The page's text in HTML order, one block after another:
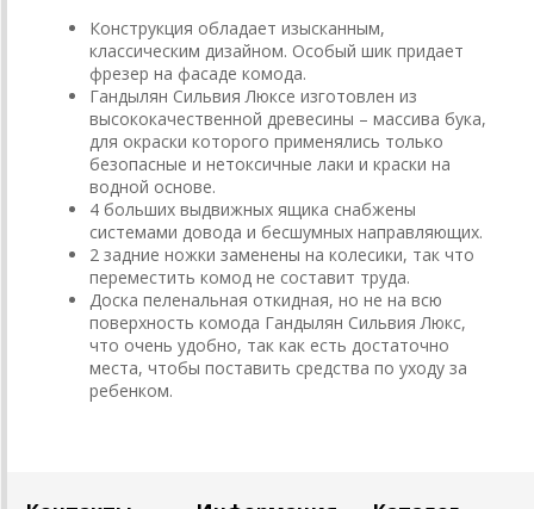
Конструкция обладает изысканным,
классическим дизайном. Особый шик придает
фрезер на фасаде комода.
Гандылян Сильвия Люксе изготовлен из
высококачественной древесины – массива бука,
для окраски которого применялись только
безопасные и нетоксичные лаки и краски на
водной основе.
4 больших выдвижных ящика снабжены
системами довода и бесшумных направляющих.
2 задние ножки заменены на колесики, так что
переместить комод не составит труда.
Доска пеленальная откидная, но не на всю
поверхность комода Гандылян Сильвия Люкс,
что очень удобно, так как есть достаточно
места, чтобы поставить средства по уходу за
ребенком.